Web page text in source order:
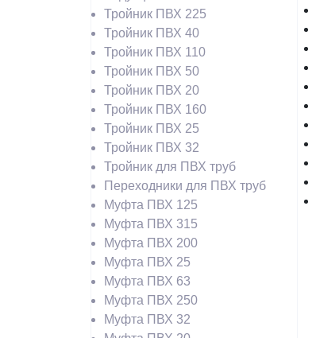
Насосы для бассейнов (13)
Тройник ПВХ 225
Тройник ПВХ 40
Тройник ПВХ 110
Тройник ПВХ 50
Тройник ПВХ 20
Тройник ПВХ 160
Тройник ПВХ 25
Тройник ПВХ 32
Тройник для ПВХ труб
Переходники для ПВХ труб
Муфта ПВХ 125
Муфта ПВХ 315
Муфта ПВХ 200
Муфта ПВХ 25
Муфта ПВХ 63
Муфта ПВХ 250
Муфта ПВХ 32